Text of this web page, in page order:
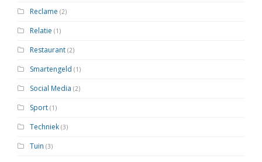
Reclame (2)
Relatie (1)
Restaurant (2)
Smartengeld (1)
Social Media (2)
Sport (1)
Techniek (3)
Tuin (3)